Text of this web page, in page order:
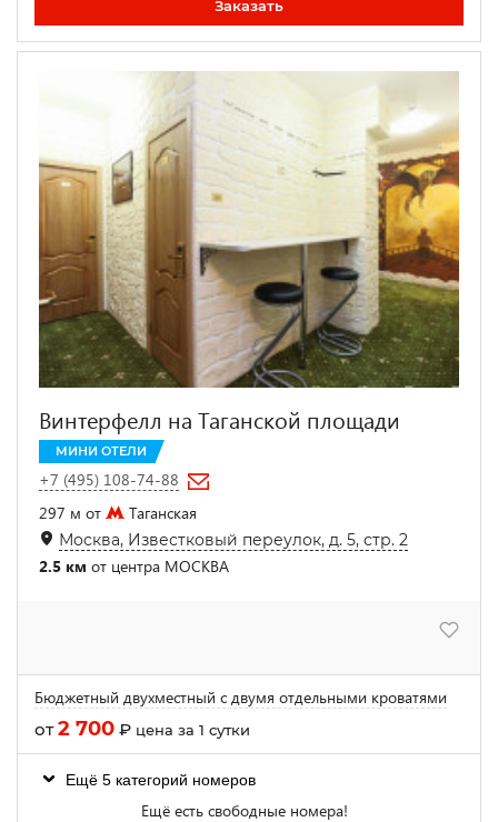
Заказать
Винтерфелл на Таганской площади
МИНИ ОТЕЛИ
+7 (495) 108-74-88
297 м от
Таганская
Москва, Известковый переулок, д. 5, стр. 2
2.5 км от центра МОСКВА
Бюджетный двухместный с двумя отдельными кроватями
от2 700 ₽ цена за 1 сутки
Ещё 5 категорий номеров
Ещё есть свободные номера!